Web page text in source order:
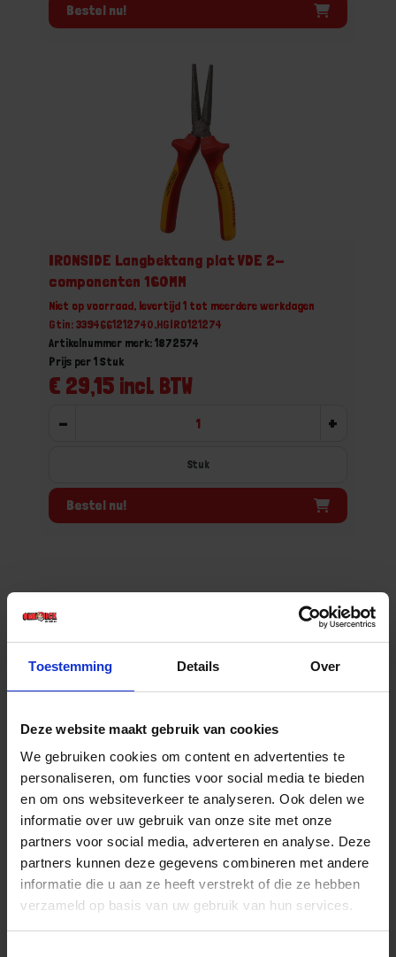
Toestemming Details Over
Deze website maakt gebruik van cookies
We gebruiken cookies om content en advertenties te
personaliseren, om functies voor social media te bieden
en om ons websiteverkeer te analyseren. Ook delen we
informatie over uw gebruik van onze site met onze
partners voor social media, adverteren en analyse. Deze
partners kunnen deze gegevens combineren met andere
informatie die u aan ze heeft verstrekt of die ze hebben
verzameld op basis van uw gebruik van hun services.
Bestel nu!
IRONSIDE Langbektang plat VDE 2-
componenten 160MM
Niet op voorraad, levertijd 1 tot meerdere werkdagen
Gtin: 3394661212740,HGIRO121274
Artikelnummer merk: 1872574
€ 29,15 incl. BTW
Prijs per 1 Stuk
- +
Stuk
Bestel nu!
IRONSIDE Platbektang 2-componenten
160MM
Niet op voorraad, levertijd 1 tot meerdere werkdagen
Gtin: 3394661212290,HGIRO121229
Artikelnummer merk: 1872529
€ 19,89 incl. BTW
Prijs per 1 Stuk